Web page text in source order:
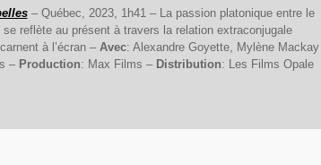
– Québec, 2023, 1h41 – La passion platonique entre le
reflète au présent à travers la relation extraconjugale
à l’écran – Avec: Alexandre Goyette, Mylène Mackay
– Production: Max Films – Distribution: Les Films Opale